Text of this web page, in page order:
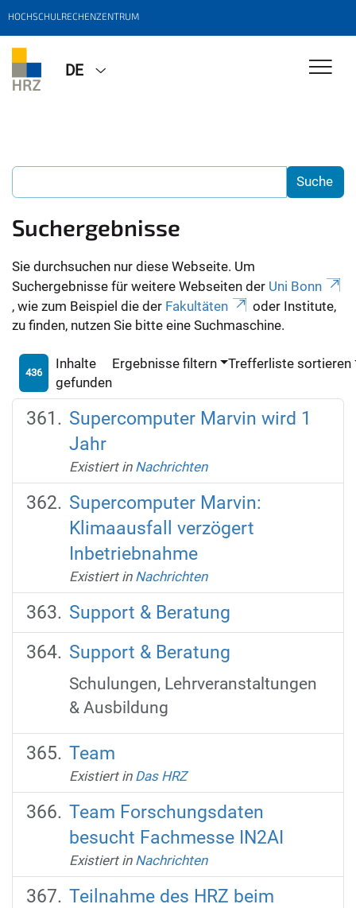
HOCHSCHULRECHENZENTRUM
DE
Suchergebnisse
Sie durchsuchen nur diese Webseite. Um
Suchergebnisse für weitere Webseiten der Uni Bonn
, wie zum Beispiel die der Fakultäten
oder Institute,
zu finden, nutzen Sie bitte eine Suchmaschine.
436
Inhalte
gefunden
Ergebnisse filtern Trefferliste sortieren
Supercomputer Marvin wird 1
Jahr
Existiert in Nachrichten
Supercomputer Marvin:
Klimaausfall verzögert
Inbetriebnahme
Existiert in Nachrichten
Support & Beratung
Support & Beratung
Schulungen, Lehrveranstaltungen
& Ausbildung
Team
Existiert in Das HRZ
Team Forschungsdaten
besucht Fachmesse IN2AI
Existiert in Nachrichten
Teilnahme des HRZ beim